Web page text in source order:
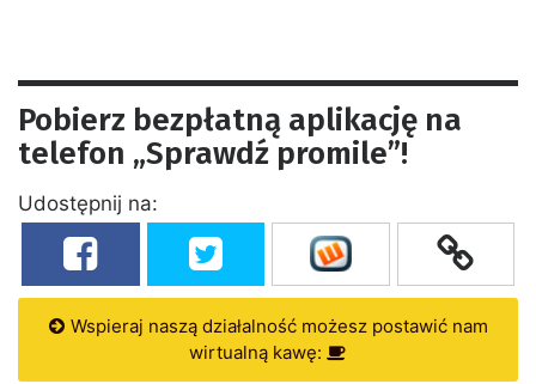
Pobierz bezpłatną aplikację na
telefon „Sprawdź promile”!
Udostępnij na:
Wspieraj naszą działalność możesz postawić nam
wirtualną kawę: